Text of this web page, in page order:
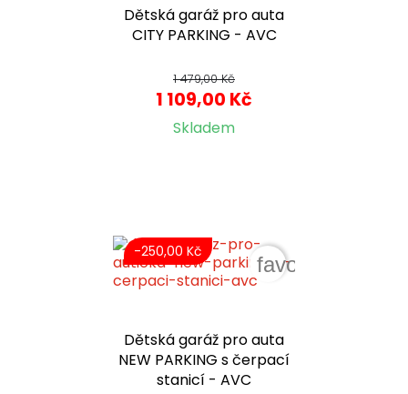
Dětská garáž pro auta
CITY PARKING - AVC
1 479,00 Kč
1 109,00 Kč
Skladem
Dětská garáž pro auta
NEW PARKING s čerpací
stanicí - AVC
-250,00 Kč
favorite_border